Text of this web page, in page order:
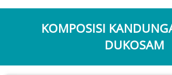
KOMPOSISI
DUKOSAM